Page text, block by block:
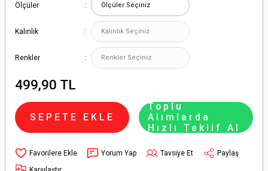
Ölçüler
Kalınlık
Renkler
499,90 TL
SEPETE EKLE
Toplu
Alımlarda
Hızlı Teklif Al
Yorum Yap Tavsiye Et
Paylaş